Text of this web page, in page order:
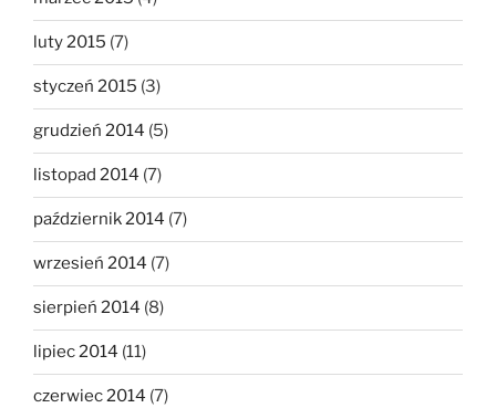
luty 2015 (7)
styczeń 2015 (3)
grudzień 2014 (5)
listopad 2014 (7)
październik 2014 (7)
wrzesień 2014 (7)
sierpień 2014 (8)
lipiec 2014 (11)
czerwiec 2014 (7)